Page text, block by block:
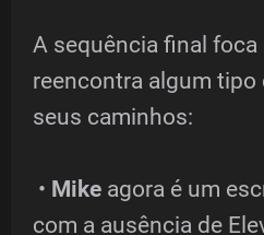
A sequência final
reencontra algum tipo
seus caminhos:
• Mike agora é um
com a ausência de